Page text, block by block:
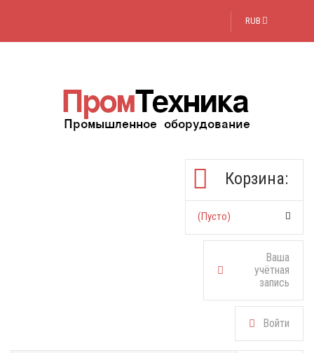
RUB
Корзина:
(пусто)
Ваша
учётная
запись
Войти